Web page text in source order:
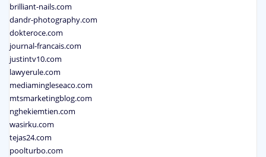
brilliant-nails.com
dandr-photography.com
dokteroce.com
journal-francais.com
justintv10.com
lawyerule.com
mediamingleseaco.com
mtsmarketingblog.com
nghekiemtien.com
wasirku.com
tejas24.com
poolturbo.com